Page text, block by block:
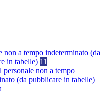
non a tempo indeterminato (da
in tabelle) 11
personale non a tempo
(da pubblicare in tabelle)